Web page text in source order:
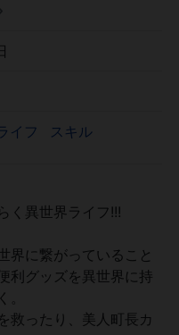
イフ スキル
く異世界ライフ!!!
界に繋がっていること
利グッズを異世界に持
救ったり、美人町長カ